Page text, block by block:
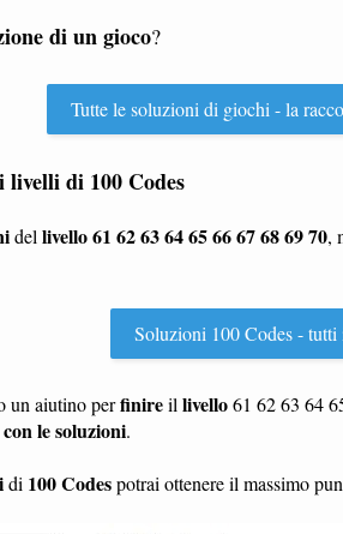
di un gioco?
Tutte le soluzioni di giochi - la
livelli di 100 Codes
del livello 61 62 63 64 65 66 67 68 69 70,
Soluzioni 100 Codes -
un aiutino perfinireil livello61 62 63 64
le soluzioni.
di 100 Codespotrai ottenere il massimo